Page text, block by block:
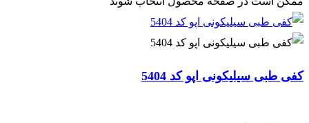
کفی طبی سیلیکونی اپو کد 5404